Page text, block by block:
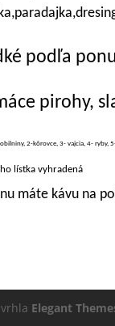
podľa
pirohy,
2-kôrovce, 3- vajcia, 4- ryby,
lístka vyhradená
máte kávu na
Elegant